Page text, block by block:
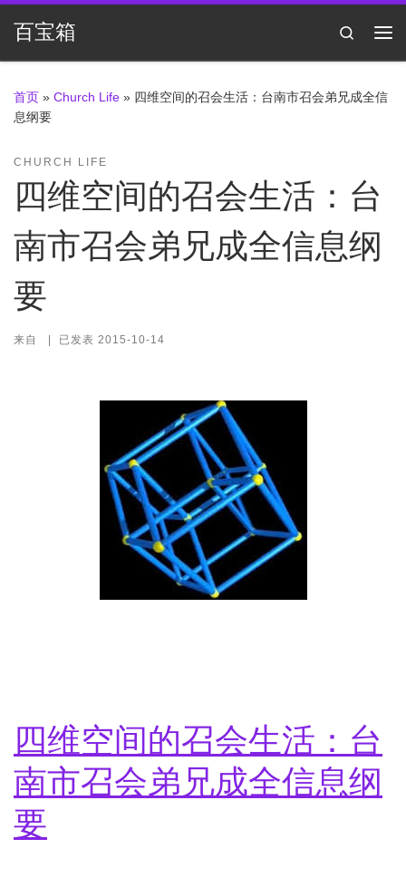
Skip to content
百宝箱
Search
首页 » Church Life » 四维空间的召会生活：台南市召会弟兄成全信
息纲要
CHURCH LIFE
四维空间的召会生活：台
南市召会弟兄成全信息纲
要
来自 | 已发表 2015-10-14
四维空间的召会生活：台
南市召会弟兄成全信息纲
要